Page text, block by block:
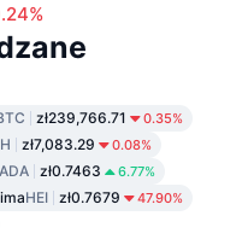
zł239,766.71 0.35%
zł7,083.29 0.08%
ADA zł0.7463 6.77%
HEI zł0.7679 47.90%